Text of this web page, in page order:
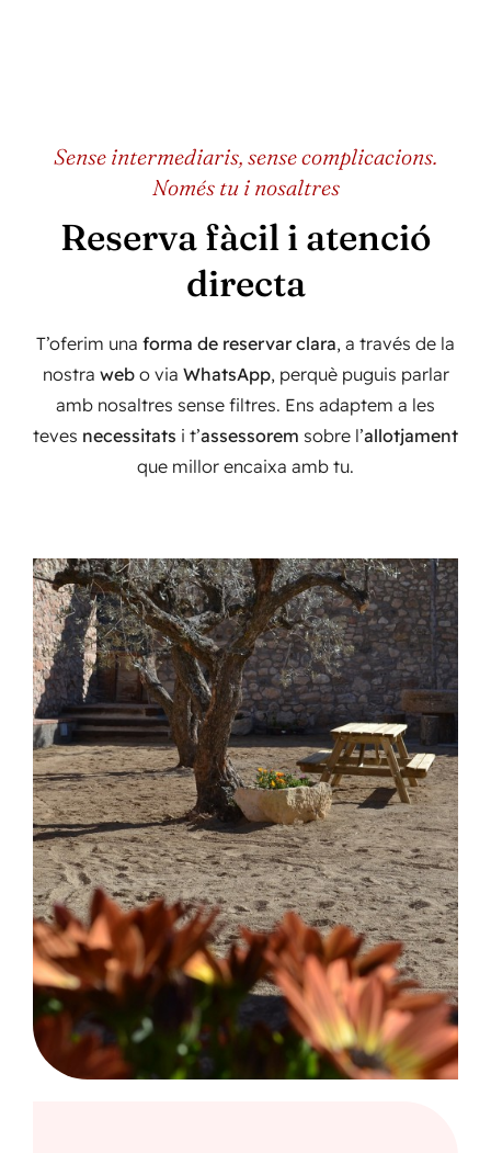
Sense intermediaris, sense complicacions.
Només tu i nosaltres
Reserva fàcil i atenció
directa
T’oferim una forma de reservar clara, a través de la
nostra webo via WhatsApp, perquè puguis parlar
amb nosaltres sense filtres. Ens adaptem a les
teves necessitats i t’assessorem sobre l’allotjament
que millor encaixa amb tu.